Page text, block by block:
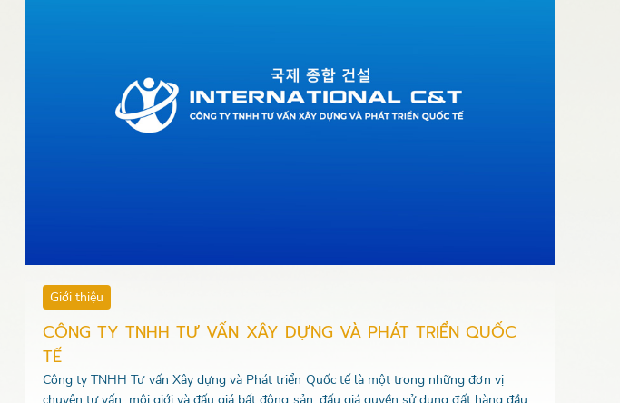
Giới thiệu
CÔNG TY TNHH TƯ VẤN XÂY DỰNG VÀ PHÁT TRIỂN QUỐC
TẾ
Công ty TNHH Tư vấn Xây dựng và Phát triển Quốc tế là một trong những đơn vị